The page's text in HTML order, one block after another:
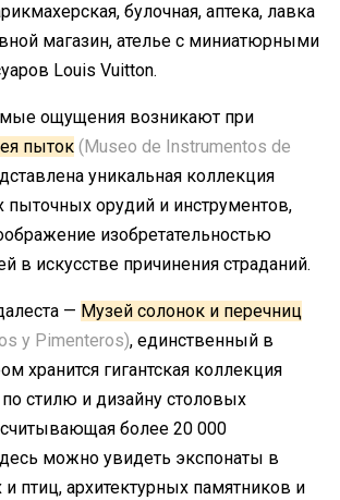
булочная, аптека, лавка
магазин, ателье с миниатюрными
Louis Vuitton.
ощущения возникают при
пыток (Museo de Instrumentos de
уникальная коллекция
орудий и инструментов,
изобретательностью
в искусстве причинения страданий.
— Музей солонок и перечниц
y Pimenteros), единственный в
хранится гигантская коллекция
стилю и дизайну столовых
более 20 000
можно увидеть экспонаты в
птиц, архитектурных памятников и